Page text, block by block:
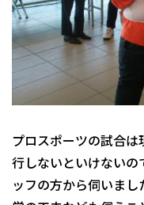
プロスポーツの試合
行しないといけないの
ッフの方から伺いま